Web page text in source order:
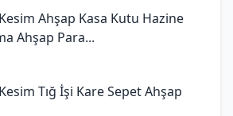
Ahşap Kasa Kutu Hazine
Ahşap Para...
Tığ İşi Kare Sepet Ahşap